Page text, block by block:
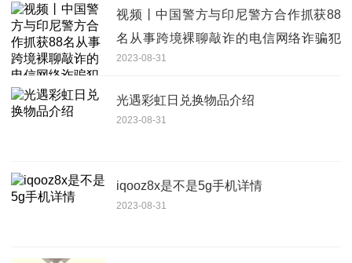
视频丨中国警方与印尼警方合作抓获88
名从事跨境裸聊敲诈的电信网络诈骗犯
罪嫌疑人
2023-08-31
光遇彩虹日兑换物品介绍
2023-08-31
iqooz8x是不是5g手机详情
2023-08-31